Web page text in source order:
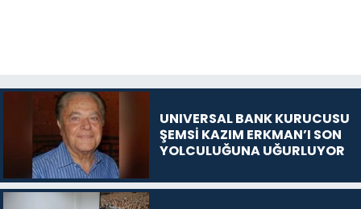
UNIVERSAL BANK KURUCUSU
ŞEMSİ KAZIM ERKMAN’I SON
YOLCULUĞUNA UĞURLUYOR